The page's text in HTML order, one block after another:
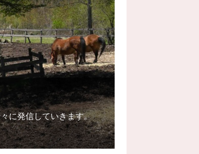
に発信していきます。